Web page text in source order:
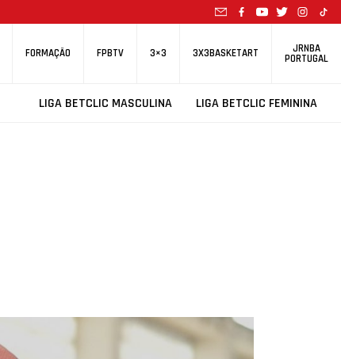
FORMAÇÃO FPBTV 3×3 3X3BASKETART JRNBA
PORTUGAL
LIGA BETCLIC MASCULINA LIGA BETCLIC FEMININA